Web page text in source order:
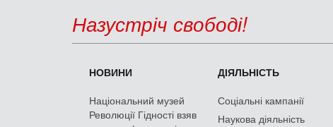
Назустріч свободі!
НОВИНИ
Національний музей
Революції Гідності взяв
ДІЯЛЬНІСТЬ
Соціальні кампанії
Наукова діяльність